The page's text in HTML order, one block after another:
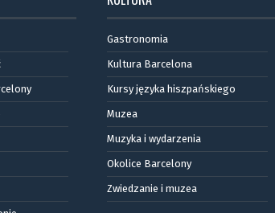
Gastronomia
Kultura Barcelona
Kursy języka hiszpańskiego
Muzea
Muzyka i wydarzenia
Okolice Barcelony
Zwiedzanie i muzea